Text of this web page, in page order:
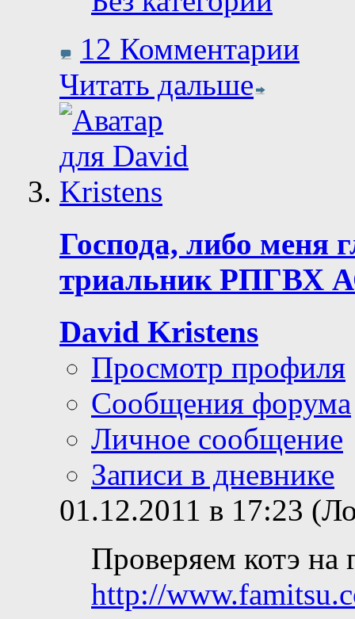
12 Комментарии
Читать дальше
Господа, либо меня
триальник РПГВХ
David Kristens
Просмотр профиля
Сообщения форума
Личное сообщение
Записи в дневнике
01.12.2011 в 17:23
Проверяем котэ на
http://